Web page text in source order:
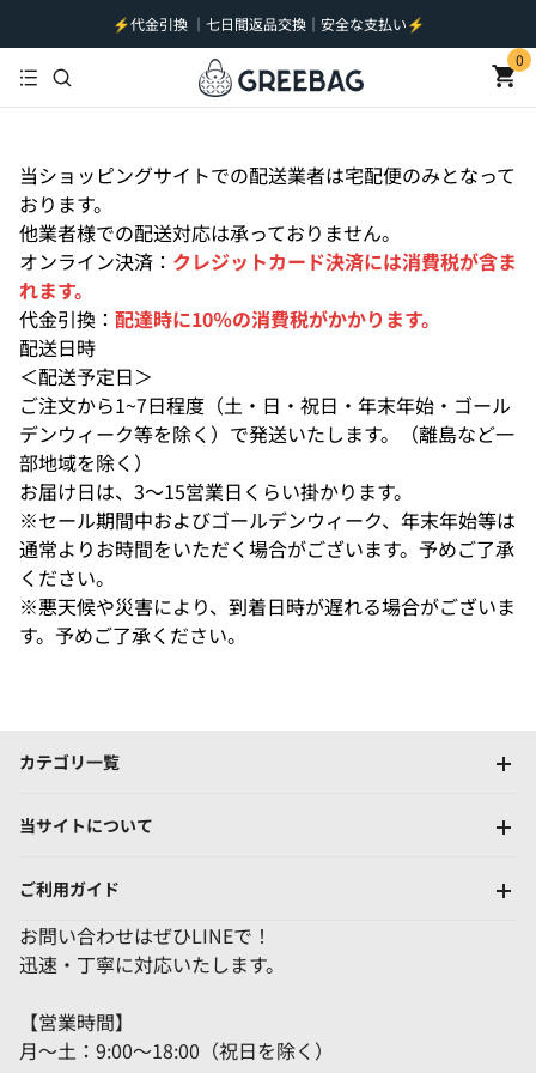
⚡️代金引換 ｜七日間返品交換｜安全な支払い⚡️
0
当ショッピングサイトでの配送業者は宅配便のみとなって
おります。
他業者様での配送対応は承っておりません。
オンライン決済： クレジットカード決済には消費税が含ま
れます。
代金引換： 配達時に10％の消費税がかかります。
配送日時
＜配送予定日＞
ご注文から1~7日程度（土・日・祝日・年末年始・ゴール
デンウィーク等を除く）で発送いたします。（離島など一
部地域を除く）
お届け日は、3～15営業日くらい掛かります。
※セール期間中およびゴールデンウィーク、年末年始等は
通常よりお時間をいただく場合がございます。予めご了承
ください。
※悪天候や災害により、到着日時が遅れる場合がございま
す。予めご了承ください。
カテゴリ一覧
当サイトについて
ご利用ガイド
お問い合わせはぜひLINEで！
迅速・丁寧に対応いたします。
【営業時間】
月～土：9:00～18:00（祝日を除く）